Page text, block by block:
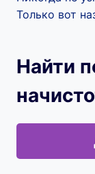
Только вот
Найти